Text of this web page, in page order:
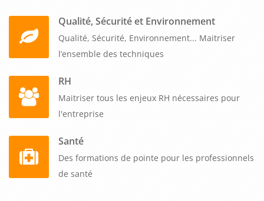
Qualité, Sécurité et Environnement
Qualité, Sécurité, Environnement... Maitriser
l’ensemble des techniques
RH
Maitriser tous les enjeux RH nécessaires pour
l'entreprise
Santé
Des formations de pointe pour les professionnels
de santé